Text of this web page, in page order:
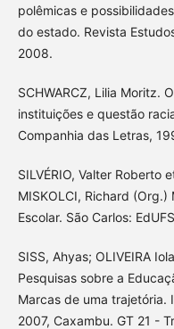
polêmicas e
do estado. Revista
2008.
SCHWARCZ, Lilia Moritz.
instituições e questão
Companhia das Letras,
SILVÉRIO, Valter Roberto
MISKOLCI, Richard
Escolar. São Carlos:
SISS, Ahyas; OLIVEIRA
Pesquisas sobre a
Marcas de uma trajetória.
2007, Caxambu. GT 21 -